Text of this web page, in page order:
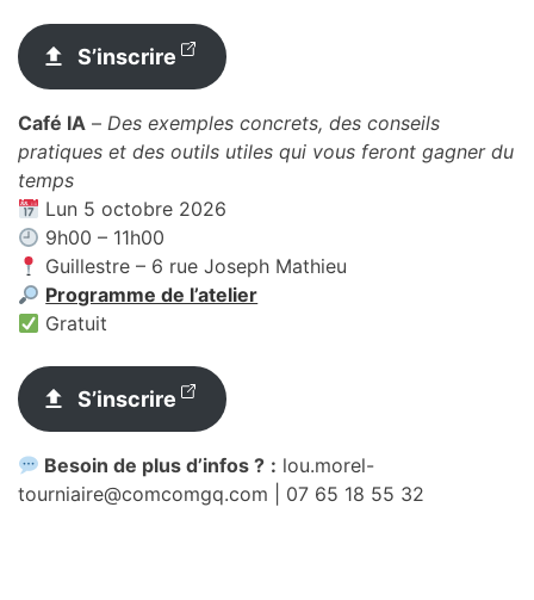
S’inscrire
Café IA – Des exemples concrets, des conseils
pratiques et des outils utiles qui vous feront gagner du
temps
Lun 5 octobre 2026
9h00 – 11h00
Guillestre – 6 rue Joseph Mathieu
Programme de l’atelier
Gratuit
S’inscrire
Besoin de plus d’infos ? : lou.morel-
tourniaire@comcomgq.com | 07 65 18 55 32